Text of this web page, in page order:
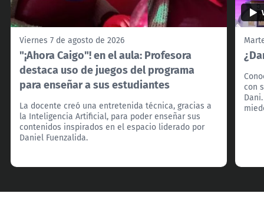
Viernes 7 de agosto de 2026
"¡Ahora Caigo"! en el aula: Profesora
destaca uso de juegos del programa
para enseñar a sus estudiantes
La docente creó una entretenida técnica, gracias a
la Inteligencia Artificial, para poder enseñar sus
contenidos inspirados en el espacio liderado por
Daniel Fuenzalida.
con